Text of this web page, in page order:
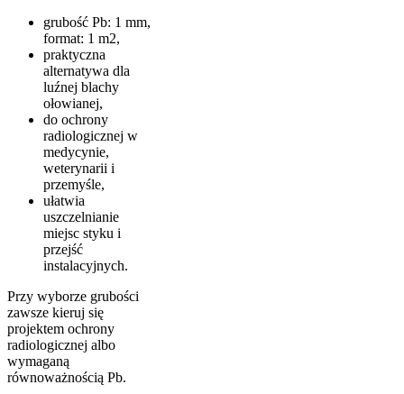
grubość Pb: 1 mm,
format: 1 m2,
praktyczna
alternatywa dla
luźnej blachy
ołowianej,
do ochrony
radiologicznej w
medycynie,
weterynarii i
przemyśle,
ułatwia
uszczelnianie
miejsc styku i
przejść
instalacyjnych.
Przy wyborze grubości
zawsze kieruj się
projektem ochrony
radiologicznej albo
wymaganą
równoważnością Pb.